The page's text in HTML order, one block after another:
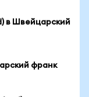
в Швейцарский
франк